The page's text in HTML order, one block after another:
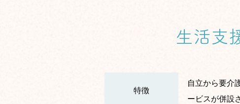
生活支
特徴
自立から要介
ービスが併設